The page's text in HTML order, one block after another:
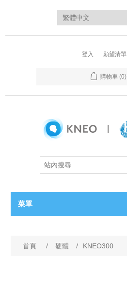
登入 願望清單
購物車 (0)
菜單
首頁 / 硬體 / KNEO300